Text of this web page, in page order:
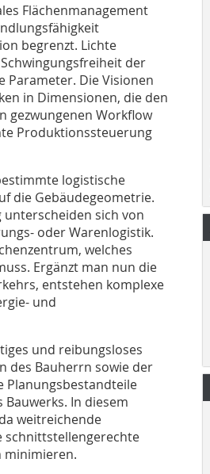
Flächenmanagement
begrenzt. Lichte
der
Parameter. Die Visionen
in Dimensionen, die den
gezwungenen Workflow
Produktionssteuerung
logistische
die Gebäudegeometrie.
sich von
oder Warenlogistik.
welches
Ergänzt man nun die
entstehen komplexe
und
und reibungsloses
des Bauherrn sowie der
Planungsbestandteile
In diesem
weitreichende
schnittstellengerechte
minimieren.